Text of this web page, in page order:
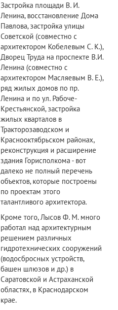
Застройка площади В. И.
Ленина, восстановление Дома
Павлова, застройка улицы
Советской (совместно с
архитектором Кобелевым С. К.),
Дворец Труда на проспекте В.И.
Ленина (совместно с
архитектором Масляевым В. Е.),
ряд жилых домов по пр.
Ленина и по ул. Рабоче-
Крестьянской, застройка
жилых кварталов в
Тракторозаводском и
Краснооктябрьском районах,
реконструкция и расширение
здания Горисполкома - вот
далеко не полный перечень
объектов, которые построены
по проектам этого
талантливого архитектора.
Кроме того, Лысов Ф. М. много
работал над архитектурным
решением различных
гидротехнических сооружений
(водосбросных устройств,
башен шлюзов и др.) в
Саратовской и Астраханской
областях, в Краснодарском
крае.